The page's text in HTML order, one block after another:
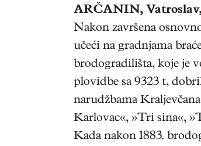
ARČANIN,
Nakon završena
učeći na gradnjama
brodogradilišta, koje je
plovidbe sa 9323 t,
narudžbama
Karlovac«, »Tri sina«,
Kada nakon 1883.